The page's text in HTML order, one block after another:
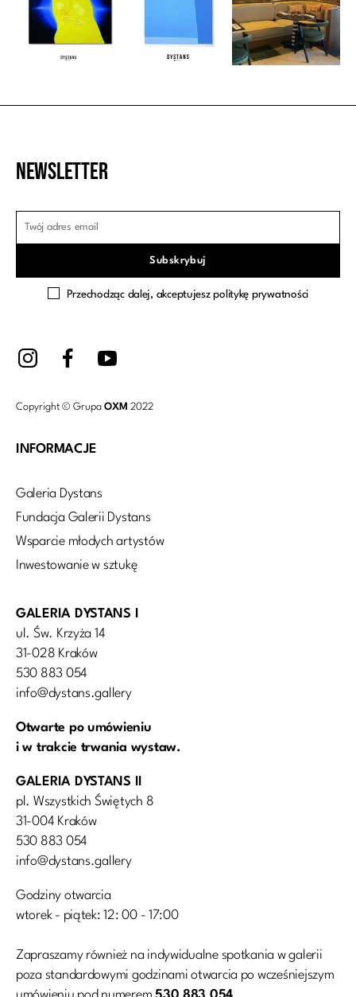
Newsletter
Przechodząc dalej, akceptujesz politykę prywatności
Copyright © Grupa OXM 2022
INFORMACJE
Galeria Dystans
Fundacja Galerii Dystans
Wsparcie młodych artystów
Inwestowanie w sztukę
GALERIA DYSTANS I
ul. Św. Krzyża 14
31-028 Kraków
530 883 054
info@dystans.gallery
Otwarte po umówieniu
i w trakcie trwania wystaw.
GALERIA DYSTANS II
pl. Wszystkich Świętych 8
31-004 Kraków
530 883 054
info@dystans.gallery
Godziny otwarcia
wtorek - piątek: 12: 00 - 17:00
Zapraszamy również na indywidualne spotkania w galerii
poza standardowymi godzinami otwarcia po wcześniejszym